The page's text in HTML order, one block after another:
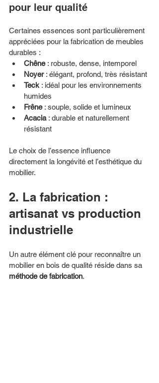
pour leur qualité
Certaines essences sont particulièrement
appréciées pour la fabrication de meubles
durables :
Chêne : robuste, dense, intemporel
Noyer : élégant, profond, très résistant
Teck : idéal pour les environnements
humides
Frêne : souple, solide et lumineux
Acacia : durable et naturellement
résistant
Le choix de l’essence influence
directement la longévité et l’esthétique du
mobilier.
2. La fabrication :
artisanat vs production
industrielle
Un autre élément clé pour reconnaître un
mobilier en bois de qualité réside dans sa
méthode de fabrication.